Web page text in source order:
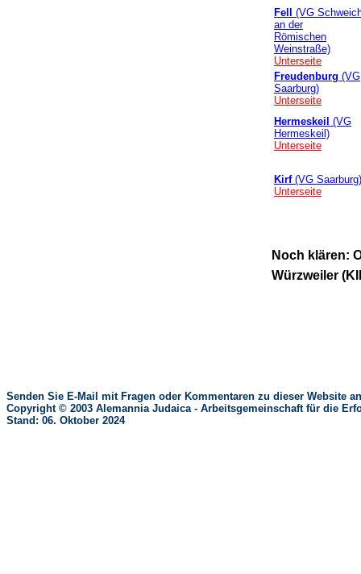
Fell (VG
an der
Römischen
Weinstraße)
Unterseite
Freudenburg (VG
Saarburg)
Unterseite
Hermeskeil (VG
Hermeskeil)
Unterseite
Kirf(VG Saarburg)
Unterseite
Noch
Senden Sie E-Mail mit Fragen oder Kommentaren zu dieser Website
Copyright © 2003 Alemannia Judaica - Arbeitsgemeinschaft für die
Stand: 06. Oktober 2024